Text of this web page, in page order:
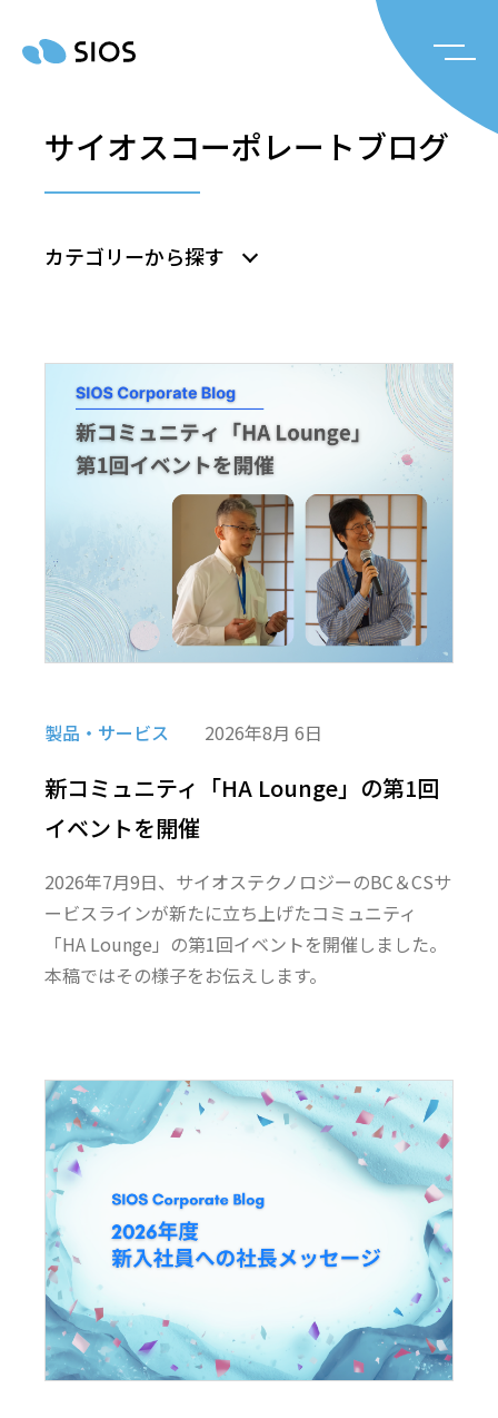
サイオスコーポレートブログ
カテゴリーから探す
製品・サービス 2026年8月 6日
新コミュニティ「HA Lounge」の第1回
イベントを開催
2026年7月9日、サイオステクノロジーのBC＆CSサ
ービスラインが新たに立ち上げたコミュニティ
「HA Lounge」の第1回イベントを開催しました。
本稿ではその様子をお伝えします。